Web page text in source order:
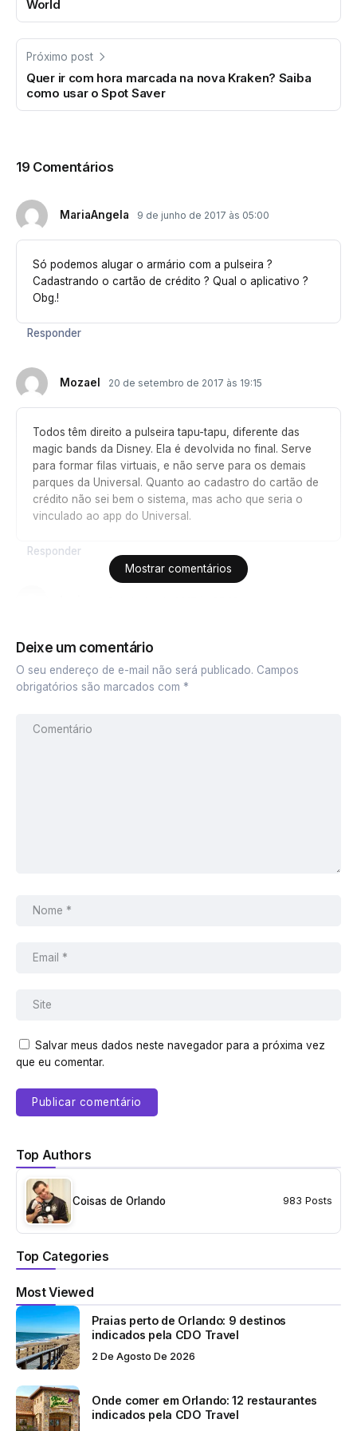
World
Próximo post
Quer ir com hora marcada na nova Kraken? Saiba
como usar o Spot Saver
19 Comentários
MariaAngela 9 de junho de 2017 às 05:00
Só podemos alugar o armário com a pulseira ?
Cadastrando o cartão de crédito ? Qual o aplicativo ?
Obg.!
Responder
Mozael 20 de setembro de 2017 às 19:15
Todos têm direito a pulseira tapu-tapu, diferente das
magic bands da Disney. Ela é devolvida no final. Serve
para formar filas virtuais, e não serve para os demais
parques da Universal. Quanto ao cadastro do cartão de
crédito não sei bem o sistema, mas acho que seria o
vinculado ao app do Universal.
Responder
Bom dia!!! Diego, voce sabe me dizer se pra quem está
hospedado nos hotéis da Universal que tem direito ao
Unlimited Express este vai funcionar também pro
Responder
Responder
Bruna
Eu Amei o parque fui três dias após a inauguração!
vez aí fica muito demorado… existe a possibilidade de
‘ride now’ ou seja se alguma atração estiver ‘tranquila’ é
liberado o agendamento. O pacote de alimentação vale
super a pena recomendo muitíssimo e se você comprar
o Coca Cola free style com o copo melhor ainda pois
a pena!!!! Recomendo a Long Board Pizza maravilhosa
melhor pizza de parques com certeza!
As cabanas esgotam-se rapidamente e cheguem ao
parque bem cedo porque se lota eles fecham e você
não entra mesmo com ingresso comprado.
Me divirti muitíssimo amei voltarei com certeza!!!! Melhor
atração pra mim foi a Krakatau incrível uma montanha
russa literalmente pois o carrinho ‘sobe’ diversas vezes
é demais!!! O toboágua que você permanece com o
corpo inteiro em suspensão também é muito gostoso!!!
Mas a piscina é bem funda kkkk aliás tem muitos salve
guards e o rio é super relaxante tem um mais rápido e
até com ondas!!!! Amei!!!
Responder
Mostrar comentários
Deixe um comentário
O seu endereço de e-mail não será publicado. Campos
obrigatórios são marcados com *
Salvar meus dados neste navegador para a próxima vez
que eu comentar.
Top Authors
Coisas de Orlando 983 Posts
Top Categories
Most Viewed
Praias perto de Orlando: 9 destinos
indicados pela CDO Travel
2 De Agosto De 2026
Onde comer em Orlando: 12 restaurantes
indicados pela CDO Travel